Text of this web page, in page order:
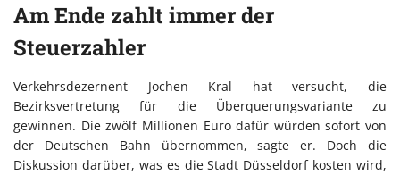
Am Ende zahlt immer der
Steuerzahler
Verkehrsdezernent Jochen Kral hat versucht, die
Bezirksvertretung für die Überquerungsvariante zu
gewinnen. Die zwölf Millionen Euro dafür würden sofort von
der Deutschen Bahn übernommen, sagte er. Doch die
Diskussion darüber, was es die Stadt Düsseldorf kosten wird,